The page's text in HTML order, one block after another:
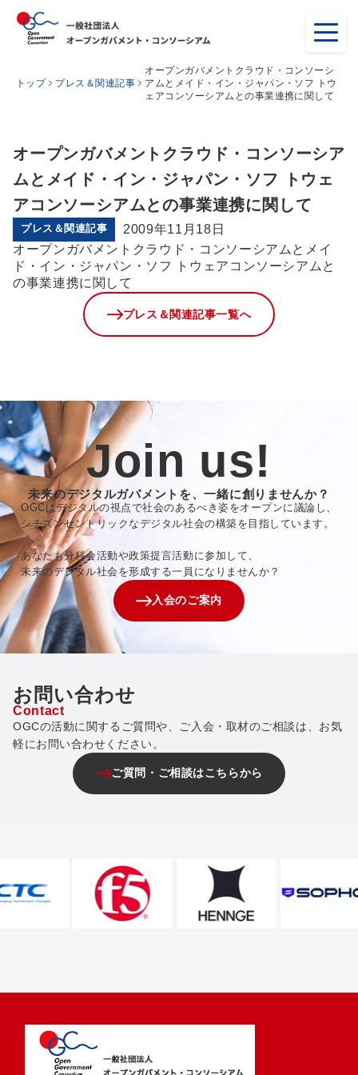
トップ プレス＆関連記事
オープンガバメントクラウド・コンソーシ
アムとメイド・イン・ジャパン・ソフ トウ
ェアコンソーシアムとの事業連携に関して
オープンガバメントクラウド・コンソーシア
ムとメイド・イン・ジャパン・ソフ トウェ
アコンソーシアムとの事業連携に関して
プレス＆関連記事
2009年11月18日
オープンガバメントクラウド・コンソーシアムとメイ
ド・イン・ジャパン・ソフ トウェアコンソーシアムと
の事業連携に関して
プレス＆関連記事一覧へ
Join us!
未来のデジタルガバメントを、一緒に創りませんか？
OGCはデジタルの視点で社会のあるべき姿をオープンに議論し、
シチズンセントリックなデジタル社会の構築を目指しています。
あなたも分科会活動や政策提言活動に参加して、
未来のデジタル社会を形成する一員になりませんか？
入会のご案内
お問い合わせ
Contact
OGCの活動に関するご質問や、ご入会・取材のご相談は、お気
軽にお問い合わせください。
ご質問・ご相談はこちらから